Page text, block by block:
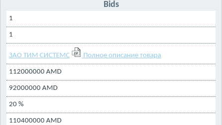
Bids
1
1
ЗАО ТИМ СИСТЕМС Полное описание товара
112000000 AMD
92000000 AMD
20 %
110400000 AMD